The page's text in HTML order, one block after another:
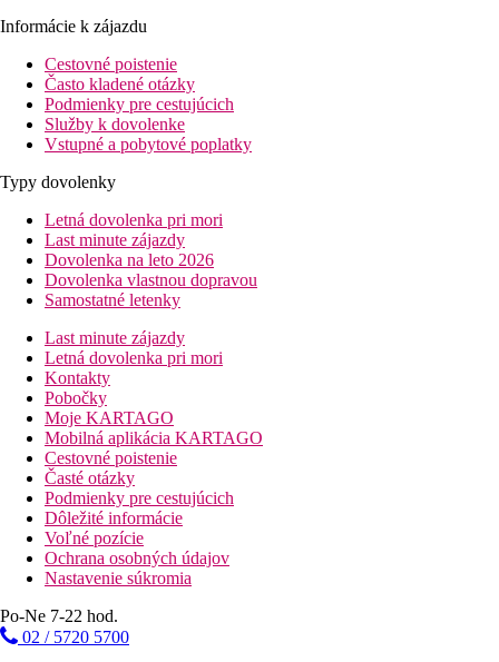
Informácie k zájazdu
Cestovné poistenie
Často kladené otázky
Podmienky pre cestujúcich
Služby k dovolenke
Vstupné a pobytové poplatky
Typy dovolenky
Letná dovolenka pri mori
Last minute zájazdy
Dovolenka na leto 2026
Dovolenka vlastnou dopravou
Samostatné letenky
Last minute zájazdy
Letná dovolenka pri mori
Kontakty
Pobočky
Moje KARTAGO
Mobilná aplikácia KARTAGO
Cestovné poistenie
Časté otázky
Podmienky pre cestujúcich
Dôležité informácie
Voľné pozície
Ochrana osobných údajov
Nastavenie súkromia
Po-Ne 7-22 hod.
02 / 5720 5700